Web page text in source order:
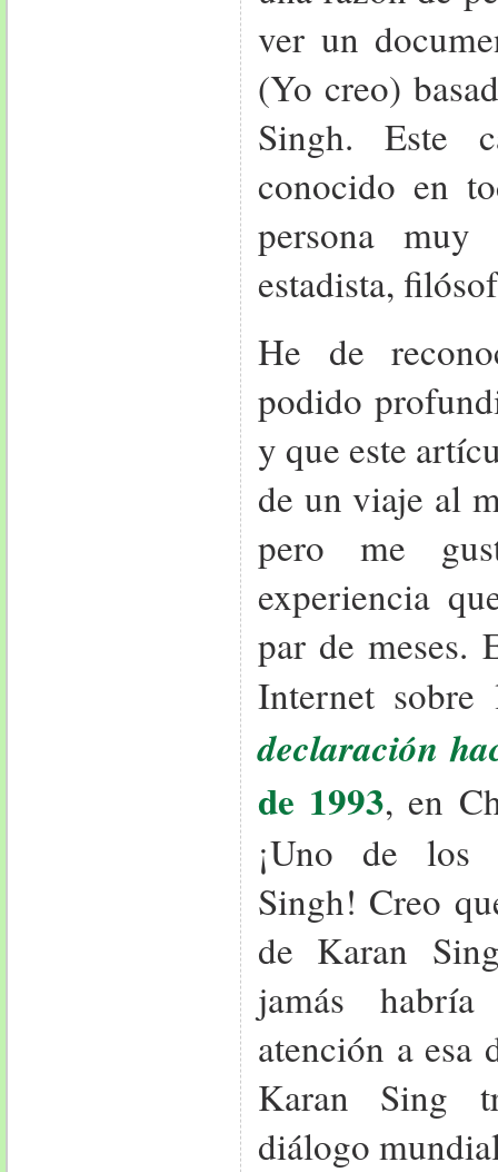
ver un
(Yo creo)
Singh. Este
conocido en
persona muy
estadista,
He de
podido
y que este
de un viaje al
pero me
experiencia
par de meses.
Internet
declaración
de 1993, en
¡Uno de los
Singh! Creo
de Karan
jamás habría
atención a esa
Karan Sing
diálogo